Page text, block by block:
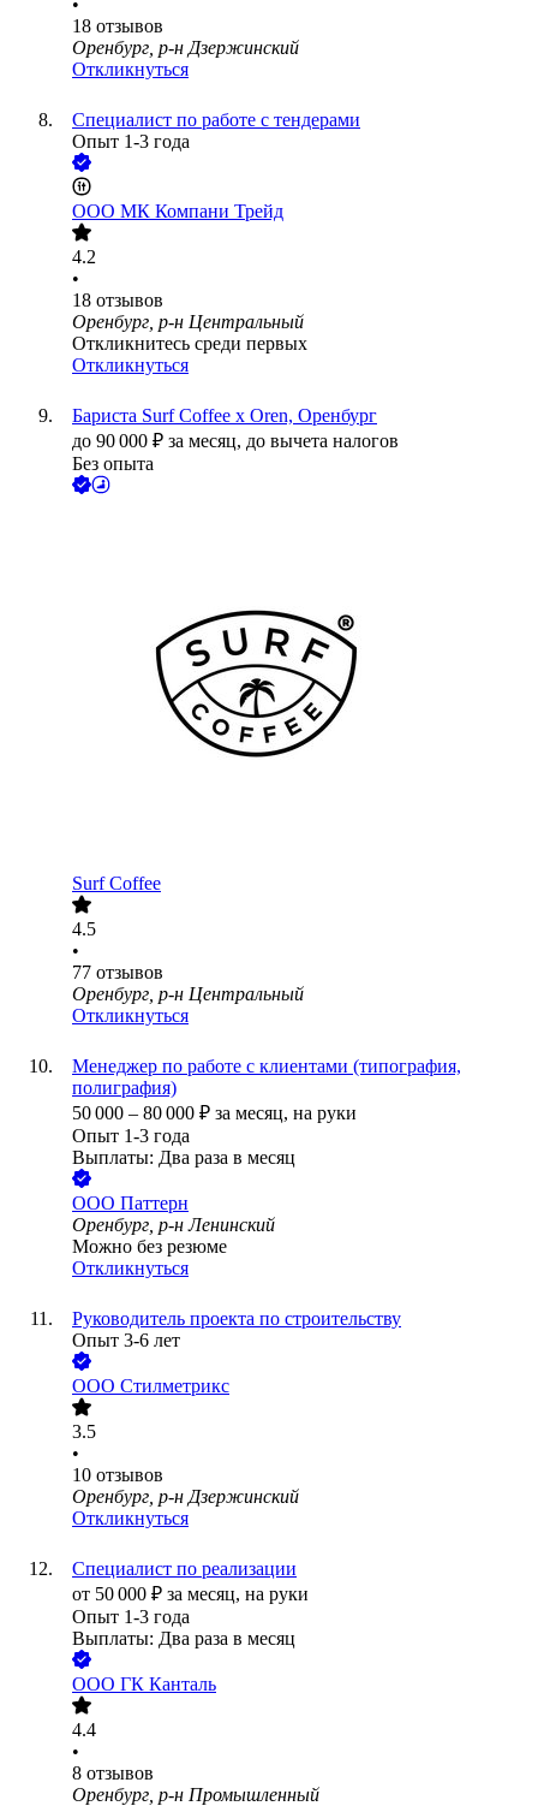
•
18 отзывов
Оренбург, р-н Дзержинский
Откликнуться
Специалист по работе с тендерами
Опыт 1-3 года
ООО МК Компани Трейд
4.2
•
18 отзывов
Оренбург, р-н Центральный
Откликнитесь среди первых
Откликнуться
Бариста Surf Coffee x Oren, Оренбург
до 90 000 ₽ за месяц, до вычета налогов
Без опыта
Surf Coffee
4.5
•
77 отзывов
Оренбург, р-н Центральный
Откликнуться
Менеджер по работе с клиентами (типография,
полиграфия)
50 000 – 80 000 ₽ за месяц, на руки
Опыт 1-3 года
Выплаты: Два раза в месяц
ООО Паттерн
Оренбург, р-н Ленинский
Можно без резюме
Откликнуться
Руководитель проекта по строительству
Опыт 3-6 лет
ООО Стилметрикс
3.5
•
10 отзывов
Оренбург, р-н Дзержинский
Откликнуться
Специалист по реализации
от 50 000 ₽ за месяц, на руки
Опыт 1-3 года
Выплаты: Два раза в месяц
ООО ГК Канталь
4.4
•
8 отзывов
Оренбург, р-н Промышленный